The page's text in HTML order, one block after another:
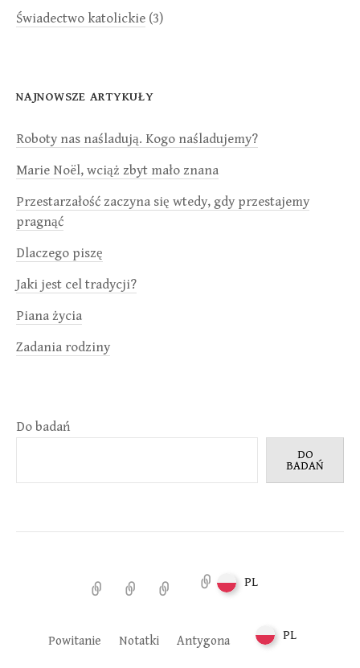
Świadectwo katolickie (3)
NAJNOWSZE ARTYKUŁY
Roboty nas naśladują. Kogo naśladujemy?
Marie Noël, wciąż zbyt mało znana
Przestarzałość zaczyna się wtedy, gdy przestajemy
pragnąć
Dlaczego piszę
Jaki jest cel tradycji?
Piana życia
Zadania rodziny
Do badań
DO
BADAŃ
PowitanieNotatki Antygona PL
Powitanie Notatki Antygona PL